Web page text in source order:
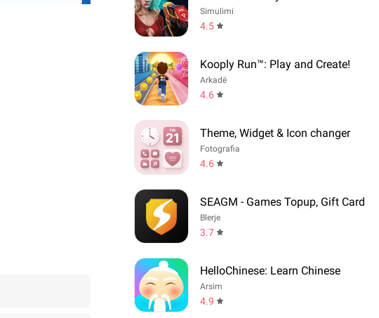
Simulimi
4.5
Kooply Run™: Play and Create!
Arkadë
4.6
Theme, Widget & Icon changer
Fotografia
4.6
SEAGM - Games Topup, Gift Card
Blerje
3.7
HelloChinese: Learn Chinese
Arsim
4.9